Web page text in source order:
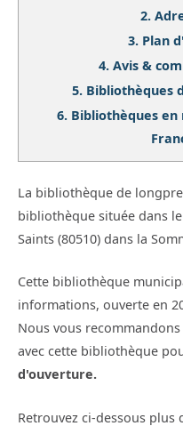
2.
3. Plan
4. Avis &
5. Bibliothèques
6. Bibliothèques
La bibliothèque de
bibliothèque située dans
Saints (80510) dans la
Cette bibliothèque
informations, ouverte en
Nous vous
avec cette bibliothèque
d'ouverture.
Retrouvez ci-dessous